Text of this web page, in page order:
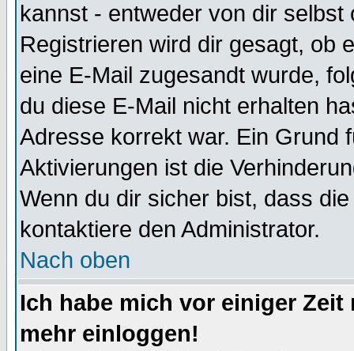
kannst - entweder von dir selbst
Registrieren wird dir gesagt, ob
eine E-Mail zugesandt wurde,
du diese E-Mail nicht erhalten
Adresse korrekt war. Ein Grund
Aktivierungen ist die
Wenn du dir sicher bist, dass
kontaktiere den Administrator.
Nach oben
Ich habe mich vor einiger
mehr einloggen!